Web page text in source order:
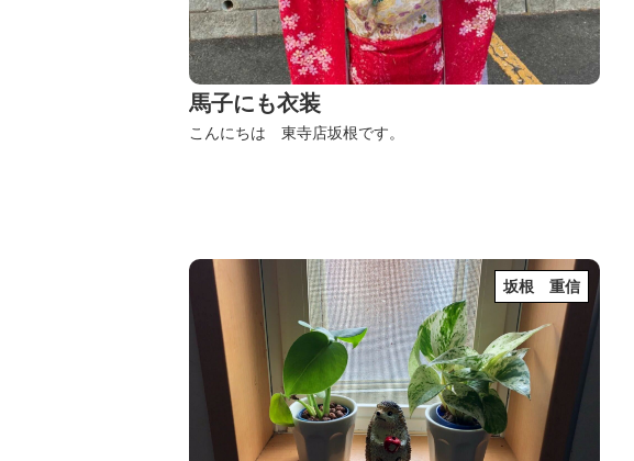
馬子にも衣装
こんにちは 東寺店坂根です。
坂根 重信